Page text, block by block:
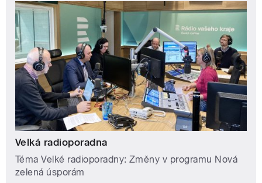
Velká radioporadna
Téma Velké radioporadny: Změny v programu Nová
zelená úsporám